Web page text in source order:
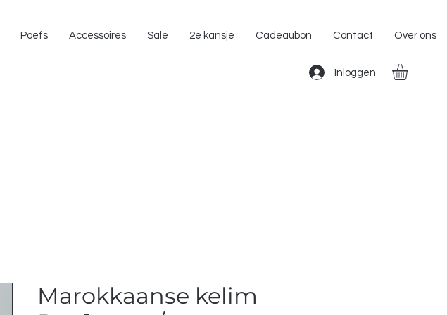
Poefs Accessoires Sale 2e kansje Cadeaubon Contact Over ons
Inloggen
Marokkaanse kelim